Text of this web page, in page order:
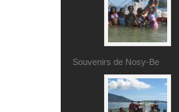
Souvenirs de Nosy-Be